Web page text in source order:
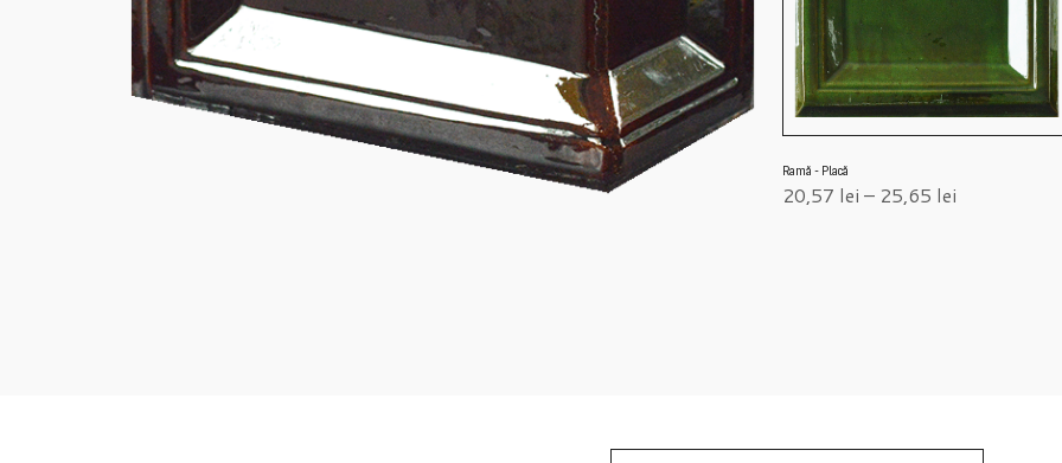
Ramă - Placă
20,57 lei – 25,65 lei